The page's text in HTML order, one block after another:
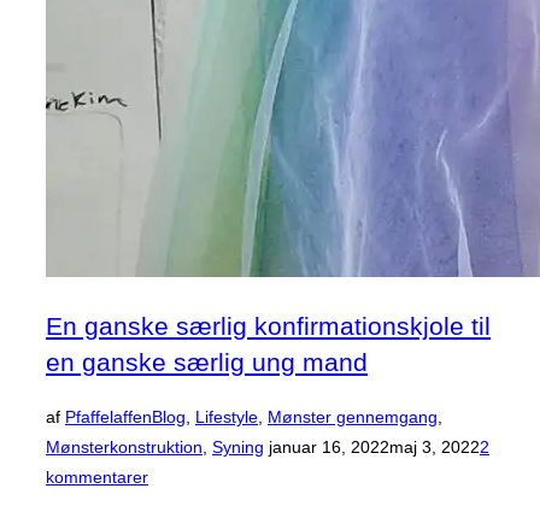
En ganske særlig konfirmationskjole til
en ganske særlig ung mand
af PfaffelaffenBlog Lifestyle Mønster gennemgang
Mønsterkonstruktion Syning Udgivet
januar 16, 2022maj 3, 20222
kommentarer